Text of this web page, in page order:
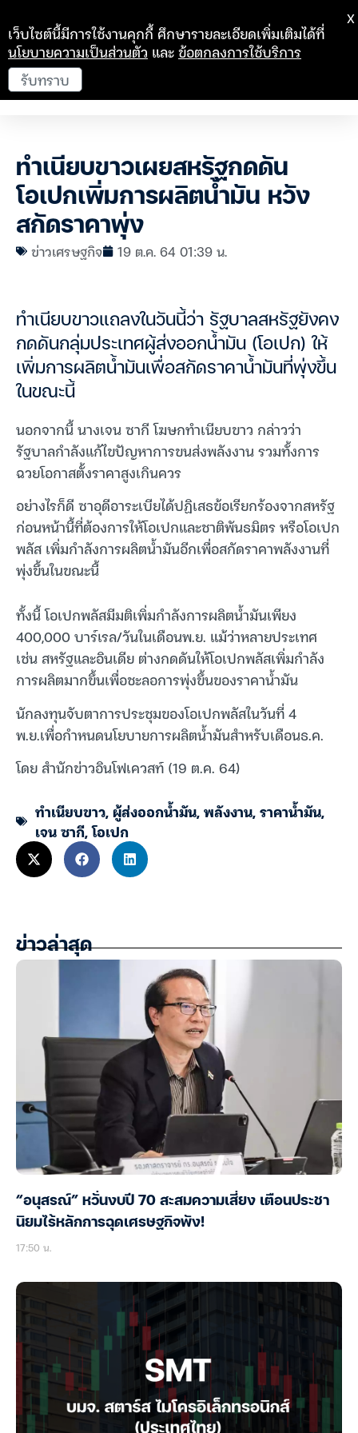
ทำเนียบขาวเผยสหรัฐกดดัน
โอเปกเพิ่มการผลิตน้ำมัน หวัง
สกัดราคาพุ่ง
ข่าวเศรษฐกิจ 19 ต.ค. 64 01:39 น.
ทำเนียบขาวแถลงในวันนี้ว่า รัฐบาลสหรัฐยังคง
กดดันกลุ่มประเทศผู้ส่งออกน้ำมัน (โอเปก) ให้
เพิ่มการผลิตน้ำมันเพื่อสกัดราคาน้ำมันที่พุ่งขึ้น
ในขณะนี้
นอกจากนี้ นางเจน ซากี โฆษกทำเนียบขาว กล่าวว่า
รัฐบาลกำลังแก้ไขปัญหาการขนส่งพลังงาน รวมทั้งการ
ฉวยโอกาสตั้งราคาสูงเกินควร
อย่างไรก็ดี ซาอุดีอาระเบียได้ปฏิเสธข้อเรียกร้องจากสหรัฐ
ก่อนหน้านี้ที่ต้องการให้โอเปกและชาติพันธมิตร หรือโอเปก
พลัส เพิ่มกำลังการผลิตน้ำมันอีกเพื่อสกัดราคาพลังงานที่
พุ่งขึ้นในขณะนี้
ทั้งนี้ โอเปกพลัสมีมติเพิ่มกำลังการผลิตน้ำมันเพียง
400,000 บาร์เรล/วันในเดือนพ.ย. แม้ว่าหลายประเทศ
เช่น สหรัฐและอินเดีย ต่างกดดันให้โอเปกพลัสเพิ่มกำลัง
การผลิตมากขึ้นเพื่อชะลอการพุ่งขึ้นของราคาน้ำมัน
นักลงทุนจับตาการประชุมของโอเปกพลัสในวันที่ 4
พ.ย.เพื่อกำหนดนโยบายการผลิตน้ำมันสำหรับเดือนธ.ค.
โดย สำนักข่าวอินโฟเควสท์ (19 ต.ค. 64)
ทำเนียบขาว,ผู้ส่งออกน้ำมัน,พลังงาน,ราคาน้ำมัน,
เจน ซากี,โอเปก
ข่าวล่าสุด
“อนุสรณ์” หวั่นงบปี 70 สะสมความเสี่ยง เตือนประชา
นิยมไร้หลักการฉุดเศรษฐกิจพัง!
17:50 น.
เว็บไซต์นี้มีการใช้งานคุกกี้ ศึกษารายละเอียดเพิ่มเติมได้ที่
นโยบายความเป็นส่วนตัว และข้อตกลงการใช้บริการ
รับทราบ
X